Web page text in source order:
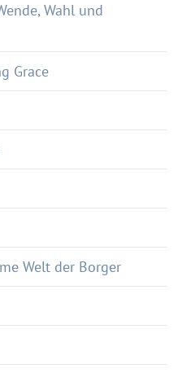
Wahl und
Grace
Welt der Borger